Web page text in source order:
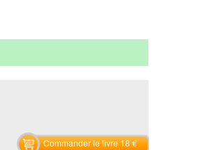
Commander le livre 18 €